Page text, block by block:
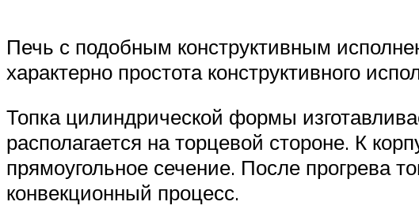
Печь с подобным конструктивным
характерно простота конструктивного
Топка цилиндрической формы
располагается на торцевой стороне. К
прямоугольное сечение. После прогрева
конвекционный процесс.